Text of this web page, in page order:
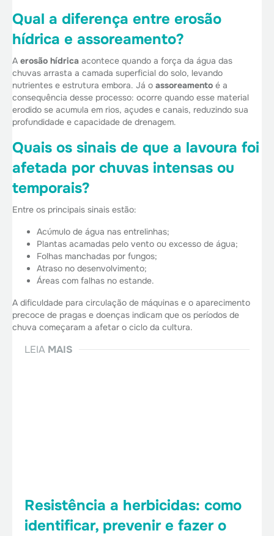
Qual a diferença entre erosão
hídrica e assoreamento?
A erosão hídrica acontece quando a força da água das
chuvas arrasta a camada superficial do solo, levando
nutrientes e estrutura embora. Já o assoreamento é a
consequência desse processo: ocorre quando esse material
erodido se acumula em rios, açudes e canais, reduzindo sua
profundidade e capacidade de drenagem.
Quais os sinais de que a lavoura foi
afetada por chuvas intensas ou
temporais?
Entre os principais sinais estão:
Acúmulo de água nas entrelinhas;
Plantas acamadas pelo vento ou excesso de água;
Folhas manchadas por fungos;
Atraso no desenvolvimento;
Áreas com falhas no estande.
A dificuldade para circulação de máquinas e o aparecimento
precoce de pragas e doenças indicam que os períodos de
chuva começaram a afetar o ciclo da cultura.
LEIA MAIS
Resistência a herbicidas: como
identificar, prevenir e fazer o